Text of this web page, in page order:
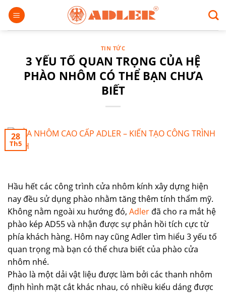
Chuyển
đến
nội
TIN TỨC
3 YẾU TỐ QUAN TRỌNG CỦA HỆ
PHÀO NHÔM CÓ THỂ BẠN CHƯA
BIẾT
28
Th5
Hầu hết các công trình cửa nhôm kính xây dựng hiện
nay đều sử dụng phào nhằm tăng thêm tính thẩm mỹ.
Không nằm ngoài xu hướng đó, Adler đã cho ra mắt hệ
phào kép AD55 và nhận được sự phản hồi tích cực từ
phía khách hàng. Hôm nay cũng Adler tìm hiểu 3 yếu tố
quan trọng mà bạn có thể chưa biết của phào cửa
nhôm nhé.
Phào là một dải vật liệu được làm bởi các thanh nhôm
định hình mặt cắt khác nhau, có nhiều kiểu dáng được